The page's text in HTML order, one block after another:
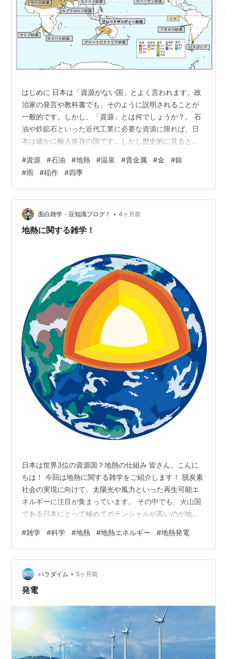
はじめに 日本は「資源がない国」とよく言われます。政
治家の発言や教科書でも、そのように説明されることが
一般的です。しかし、「資源」とは何でしょうか？。 石
油や鉄鉱石といった近代工業に必要な資源に限れば、日
本は確かに輸入依存の国です。しかし歴史的に見ると、
いかと思うます。 本稿では、日本の「資源」を捉え直
し、多くの人が「資源のない国 日本」と思っている現状
を考察します。 水資源と地政学 日本列島は、南北に細長
く連なる火山列島です。海上を流れる暖流である黒潮の
影響によって、湿った空気が大量に供給されます。この
空気が列島の山地にぶつかり上昇することで…
#資源 #石油 #地熱 #温泉 #貴金属 #金 #銀
#雨 #稲作 #四季
面白雑学・豆知識ブログ！ • 4ヶ月前
地熱に関する雑学！
日本は世界3位の資源国？地熱の仕組み 皆さん、こんに
ちは！ 今回は地熱に関する雑学をご紹介します！ 脱炭素
社会の実現に向けて、太陽光や風力といった再生可能エ
ネルギーに注目が集まっています。 その中でも、火山国
である日本にとって極めてポテンシャルが高いのが地熱
巨大な熱を利用するこのエネルギーは、他の再エネには
ない独自の強みを持っています。 地熱の正体から、発電
の仕組み、さらに日本が抱える課題までを詳しく解説し
ます。 🌍 地球内部の巨大な熱エネルギー：地熱の正体
地熱とは、地球内部に蓄えられた熱エネルギーのことで
#雑学 #科学 #地熱 #地熱エネルギー #地熱発電
パラダイム • 5ヶ月前
発電